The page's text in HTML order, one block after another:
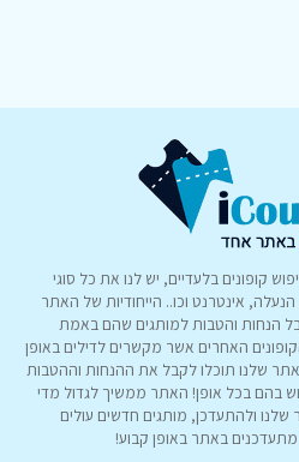
קופונים בלעדיים, יש לנו את כל סוגי
הנעלה, אינטרנט וכו.. הייחודיות של האתר
הנחות והטבות למותגים שהם באמת
האחרים אשר מקשרים לדילים באופן
שלנו תוכלו לקבל את ההנחות וההטבות
בהם בכל אופן! האתר ממשיך לגדול מדי
שלנו ולהתעדכן, מותגים חדשים עולים
מתעדכנים באתר באופן קבוע!